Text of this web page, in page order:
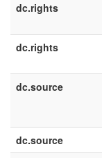
dc.rights
dc.rights
dc.source
dc.source